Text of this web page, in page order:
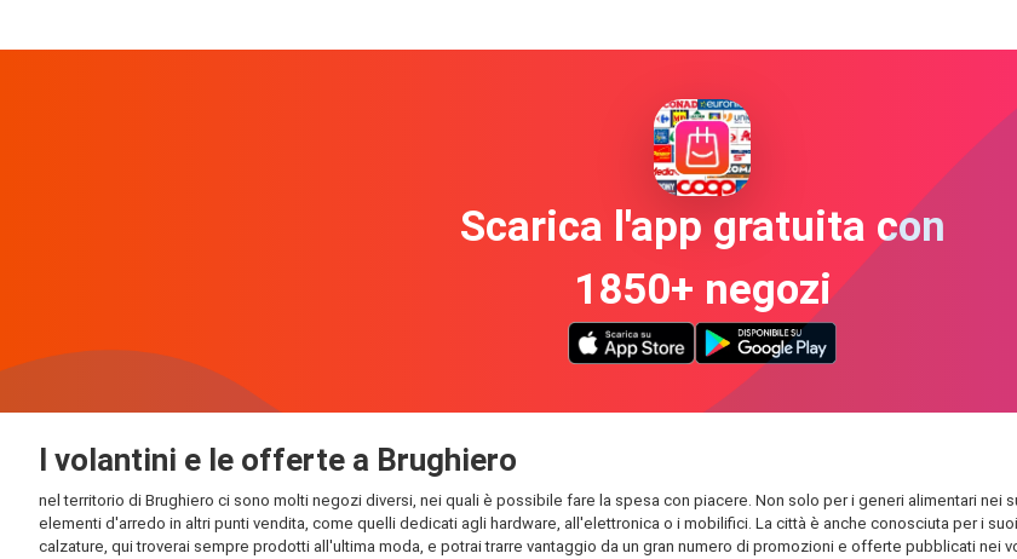
Scarica l'app gratuita con
1850+ negozi
I volantini e le offerte a Brughiero
nel territorio di Brughiero ci sono molti negozi diversi, nei quali è possibile fare la spesa con piacere. Non solo per i generi alimentari
elementi d'arredo in altri punti vendita, come quelli dedicati agli hardware, all'elettronica o i mobilifici. La città è anche conosciuta per i
calzature, qui troverai sempre prodotti all'ultima moda, e potrai trarre vantaggio da un gran numero di promozioni e offerte pubblicati nei